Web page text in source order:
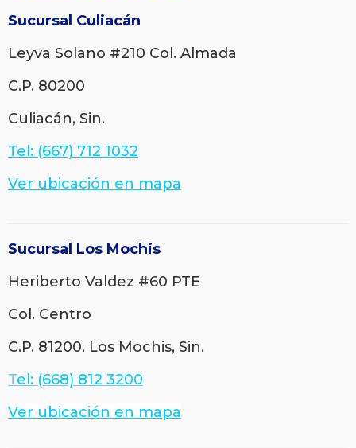
Sucursal Culiacán
Leyva Solano #210 Col. Almada
C.P. 80200
Culiacán, Sin.
Tel: (667) 712 1032
Ver ubicación en mapa
Sucursal Los Mochis
Heriberto Valdez #60 PTE
Col. Centro
C.P. 81200. Los Mochis, Sin.
Tel: (668) 812 3200
Ver ubicación en mapa